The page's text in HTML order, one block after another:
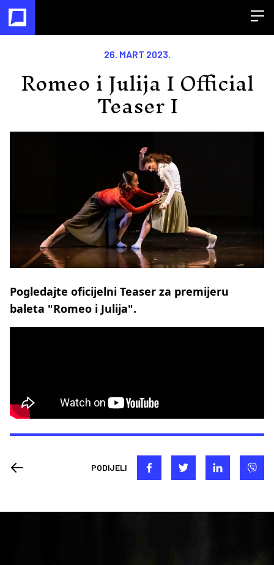
26. MART 2023.
Romeo i Julija I Official
Teaser I
Pogledajte oficijelni Teaser za premijeru
baleta "Romeo i Julija".
PODIJELI